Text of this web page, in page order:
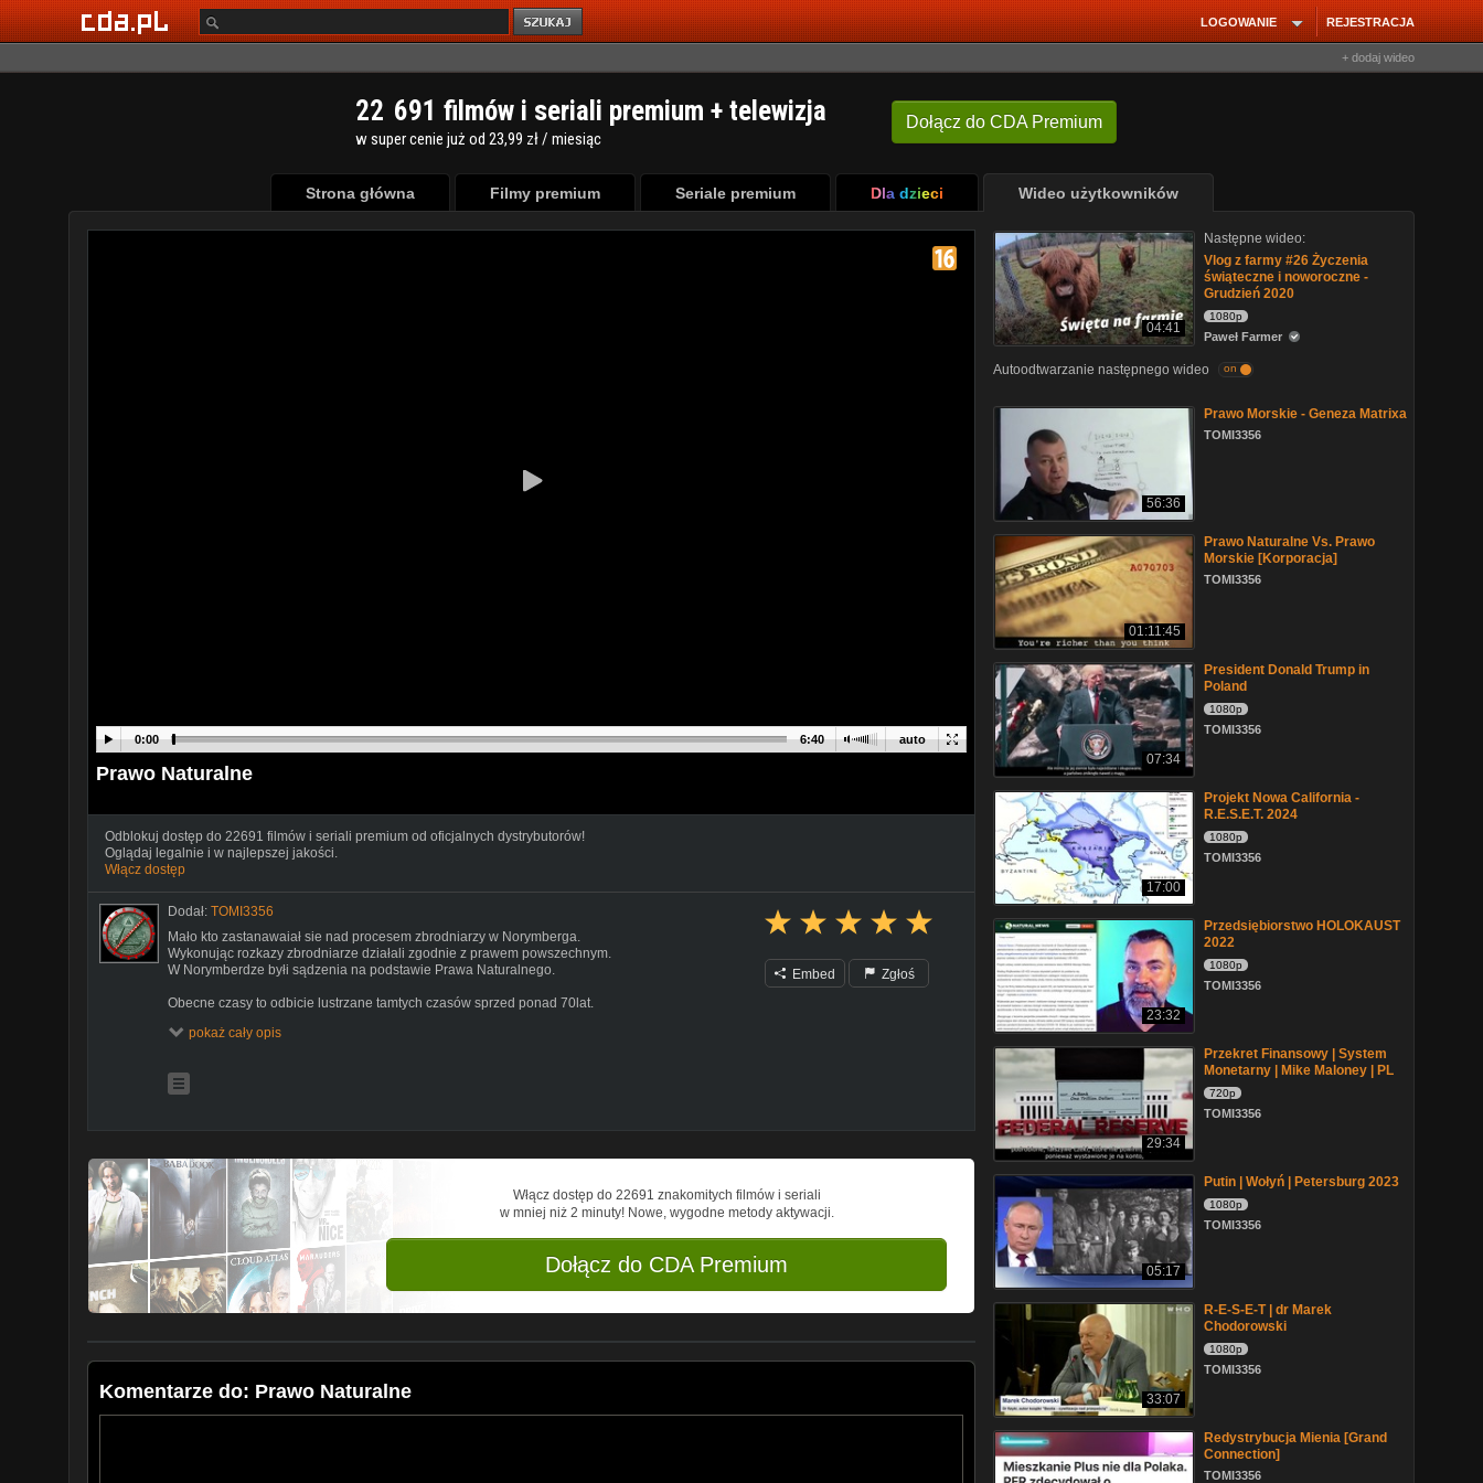
REJESTRACJA
LOGOWANIE
+ dodaj wideo
Dołącz do CDA Premium
22 691 filmów i seriali premium + telewizja
w super cenie już od 23,99 zł / miesiąc
Strona główna Filmy premium Seriale premium Dla dzieci Wideo użytkowników
auto
0:00 6:40
Prawo Naturalne
Odblokuj dostęp do 22691 filmów i seriali premium od oficjalnych dystrybutorów!
Oglądaj legalnie i w najlepszej jakości.
Włącz dostęp
Dodał: TOMI3356
Mało kto zastanawaiał sie nad procesem zbrodniarzy w Norymberga.
Wykonując rozkazy zbrodniarze działali zgodnie z prawem powszechnym.
W Norymberdze byłi sądzenia na podstawie Prawa Naturalnego.
Obecne czasy to odbicie lustrzane tamtych czasów sprzed ponad 70lat.
morskie itp.)
Kto ocknie sie w pore a kto trafi do wagonu bydlęcego na swoją ostatnią prostą ?
pokaż cały opis
Embed Zgłoś
Włącz dostęp do 22691 znakomitych filmów i seriali
w mniej niż 2 minuty! Nowe, wygodne metody aktywacji.
Dołącz do CDA Premium
Komentarze do: Prawo Naturalne
04:41
Następne wideo:
Vlog z farmy #26 Życzenia
świąteczne i noworoczne -
Grudzień 2020
1080p
Paweł Farmer
Autoodtwarzanie następnego wideo on
56:36
Prawo Morskie - Geneza Matrixa
TOMI3356
01:11:45
Prawo Naturalne Vs. Prawo
Morskie [Korporacja]
TOMI3356
07:34
President Donald Trump in
Poland
1080p
TOMI3356
17:00
Projekt Nowa California -
R.E.S.E.T. 2024
1080p
TOMI3356
23:32
Przedsiębiorstwo HOLOKAUST
2022
1080p
TOMI3356
29:34
Przekret Finansowy | System
Monetarny | Mike Maloney | PL
720p
TOMI3356
05:17
Putin | Wołyń | Petersburg 2023
1080p
TOMI3356
33:07
R-E-S-E-T | dr Marek
Chodorowski
1080p
TOMI3356
Redystrybucja Mienia [Grand
Connection]
TOMI3356